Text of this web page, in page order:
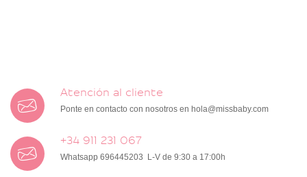
Atención al cliente
Ponte en contacto con nosotros en hola@missbaby.com
+34 911 231 067
Whatsapp 696445203 L-V de 9:30 a 17:00h